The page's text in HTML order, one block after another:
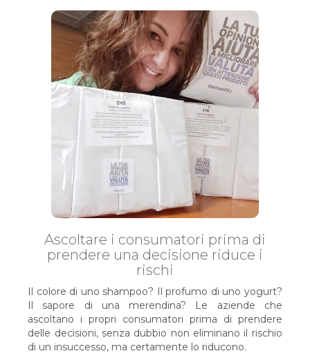
Ascoltare i consumatori prima di
prendere una decisione riduce i
rischi
Il colore di uno shampoo? Il profumo di uno yogurt?
Il sapore di una merendina? Le aziende che
ascoltano i propri consumatori prima di prendere
delle decisioni, senza dubbio non eliminano il rischio
di un insuccesso, ma certamente lo riducono.